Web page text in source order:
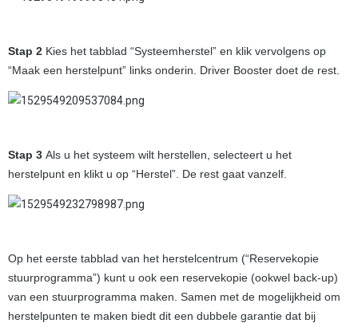
Stap 2 Kies het tabblad “Systeemherstel” en klik vervolgens op
“Maak een herstelpunt” links onderin. Driver Booster doet de rest.
Stap 3 Als u het systeem wilt herstellen, selecteert u het
herstelpunt en klikt u op “Herstel”. De rest gaat vanzelf.
Op het eerste tabblad van het herstelcentrum (“Reservekopie
stuurprogramma”) kunt u ook een reservekopie (ookwel back-up)
van een stuurprogramma maken. Samen met de mogelijkheid om
herstelpunten te maken biedt dit een dubbele garantie dat bij